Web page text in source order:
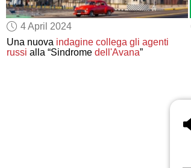
4 April 2024
Una nuova indagine collega gli agenti
russi alla “Sindromedell'Avana”